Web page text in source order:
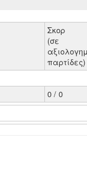
Σκορ
(σε
παρτίδες)
0 / 0